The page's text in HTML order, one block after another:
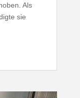
Als
sie